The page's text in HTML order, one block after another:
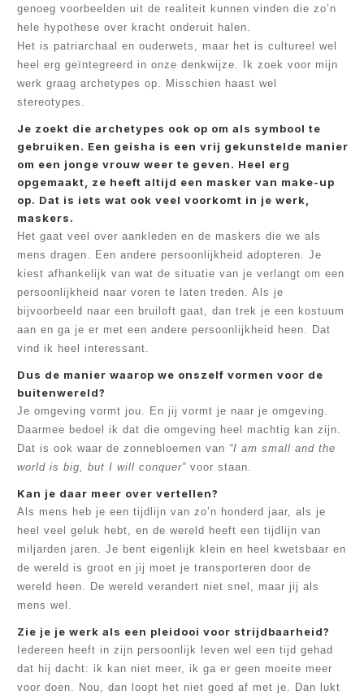
genoeg voorbeelden uit de realiteit kunnen vinden die zo’n
hele hypothese over kracht onderuit halen.
Het is patriarchaal en ouderwets, maar het is cultureel wel
heel erg geïntegreerd in onze denkwijze. Ik zoek voor mijn
werk graag archetypes op. Misschien haast wel
stereotypes.
Je zoekt die archetypes ook op om als symbool te
gebruiken. Een geisha is een vrij gekunstelde manier
om een jonge vrouw weer te geven. Heel erg
opgemaakt, ze heeft altijd een masker van make-up
op. Dat is iets wat ook veel voorkomt in je werk,
maskers.
Het gaat veel over aankleden en de maskers die we als
mens dragen. Een andere persoonlijkheid adopteren. Je
kiest afhankelijk van wat de situatie van je verlangt om een
persoonlijkheid naar voren te laten treden. Als je
bijvoorbeeld naar een bruiloft gaat, dan trek je een kostuum
aan en ga je er met een andere persoonlijkheid heen. Dat
vind ik heel interessant.
Dus de manier waarop we onszelf vormen voor de
buitenwereld?
Je omgeving vormt jou. En jij vormt je naar je omgeving.
Daarmee bedoel ik dat die omgeving heel machtig kan zijn.
Dat is ook waar de zonnebloemen van “I am small and the
world is big, but I will conquer”voor staan.
Kan je daar meer over vertellen?
Als mens heb je een tijdlijn van zo’n honderd jaar, als je
heel veel geluk hebt, en de wereld heeft een tijdlijn van
miljarden jaren. Je bent eigenlijk klein en heel kwetsbaar en
de wereld is groot en jij moet je transporteren door de
wereld heen. De wereld verandert niet snel, maar jij als
mens wel.
Zie je je werk als een pleidooi voor strijdbaarheid?
Iedereen heeft in zijn persoonlijk leven wel een tijd gehad
dat hij dacht: ik kan niet meer, ik ga er geen moeite meer
voor doen. Nou, dan loopt het niet goed af met je. Dan lukt